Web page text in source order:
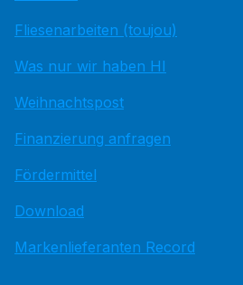
Fliesenarbeiten (toujou)
Was nur wir haben HI
Weihnachtspost
Finanzierung anfragen
Fördermittel
Download
Markenlieferanten Record